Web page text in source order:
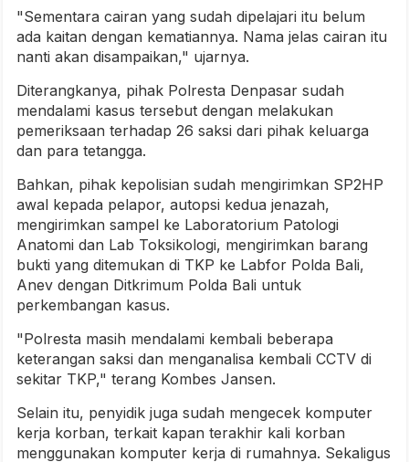
"Sementara cairan yang sudah dipelajari itu belum
ada kaitan dengan kematiannya. Nama jelas cairan itu
nanti akan disampaikan," ujarnya.
Diterangkanya, pihak Polresta Denpasar sudah
mendalami kasus tersebut dengan melakukan
pemeriksaan terhadap 26 saksi dari pihak keluarga
dan para tetangga.
Bahkan, pihak kepolisian sudah mengirimkan SP2HP
awal kepada pelapor, autopsi kedua jenazah,
mengirimkan sampel ke Laboratorium Patologi
Anatomi dan Lab Toksikologi, mengirimkan barang
bukti yang ditemukan di TKP ke Labfor Polda Bali,
Anev dengan Ditkrimum Polda Bali untuk
perkembangan kasus.
"Polresta masih mendalami kembali beberapa
keterangan saksi dan menganalisa kembali CCTV di
sekitar TKP," terang Kombes Jansen.
Selain itu, penyidik juga sudah mengecek komputer
kerja korban, terkait kapan terakhir kali korban
menggunakan komputer kerja di rumahnya. Sekaligus